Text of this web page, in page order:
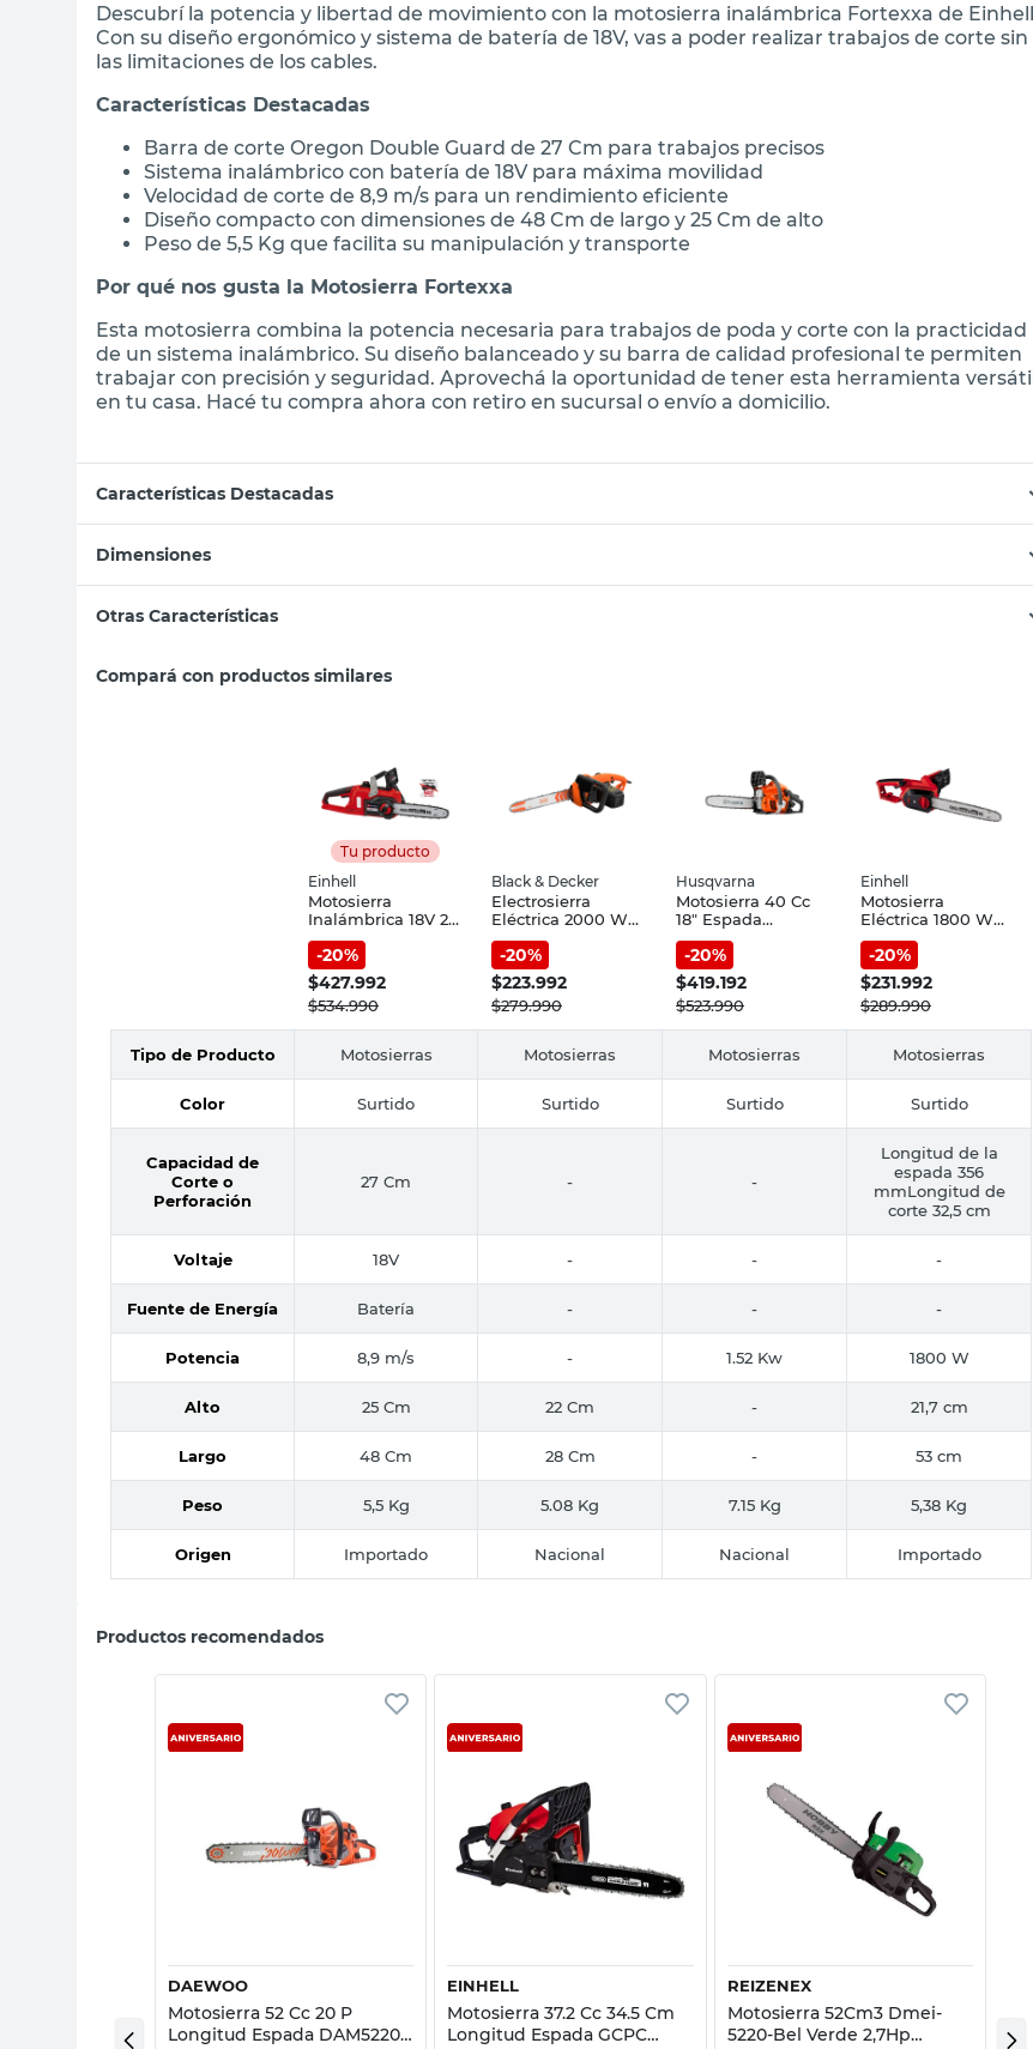
Descubrí la potencia y libertad de movimiento con la motosierra inalámbrica Fortexxa de
Con su diseño ergonómico y sistema de batería de 18V, vas a poder realizar trabajos de corte sin
las limitaciones de los cables.
Características Destacadas
Barra de corte Oregon Double Guard de 27 Cm para trabajos precisos
Sistema inalámbrico con batería de 18V para máxima movilidad
Velocidad de corte de 8,9 m/s para un rendimiento eficiente
Diseño compacto con dimensiones de 48 Cm de largo y 25 Cm de alto
Peso de 5,5 Kg que facilita su manipulación y transporte
Por qué nos gusta la Motosierra Fortexxa
Esta motosierra combina la potencia necesaria para trabajos de poda y corte con la practicidad
de un sistema inalámbrico. Su diseño balanceado y su barra de calidad profesional te permiten
trabajar con precisión y seguridad. Aprovechá la oportunidad de tener esta herramienta
en tu casa. Hacé tu compra ahora con retiro en sucursal o envío a domicilio.
Características Destacadas
Dimensiones
Otras Características
Compará con productos similares
Tu producto
Einhell
Motosierra
Inalámbrica 18V 27
Cm Fortexxa 18/30
Einhell
-20%
$427.992
$534.990
Black & Decker
Electrosierra
Eléctrica 2000 W
40 Cm BECS2040-
AR Black & Decker
-20%
$223.992
$279.990
Husqvarna
Motosierra 40 Cc
18" Espada
Husqvarna
-20%
$419.192
$523.990
Einhell
Motosierra
Eléctrica 1800 W
32.5 Cm Espada
GHEC 1835 Einhell
-20%
$231.992
$289.990
Tipo de Producto Motosierras Motosierras Motosierras Motosierras
Color Surtido Surtido Surtido Surtido
Capacidad de
Corte o
Perforación
27 Cm - -
Longitud de la
espada 356
mmLongitud de
corte 32,5 cm
Voltaje 18V - - -
Fuente de Energía Batería - - -
Potencia 8,9 m/s - 1.52 Kw 1800 W
Alto 25 Cm 22 Cm - 21,7 cm
Largo 48 Cm 28 Cm - 53 cm
Peso 5,5 Kg 5.08 Kg 7.15 Kg 5,38 Kg
Origen Importado Nacional Nacional Importado
Productos recomendados
DAEWOO
Motosierra 52 Cc 20 P
Longitud Espada DAM5220
Vista rápida
EINHELL
Motosierra 37.2 Cc 34.5 Cm
Longitud Espada GCPC
Vista rápida
REIZENEX
Motosierra 52Cm3 Dmei-
5220-Bel Verde 2,7Hp
18